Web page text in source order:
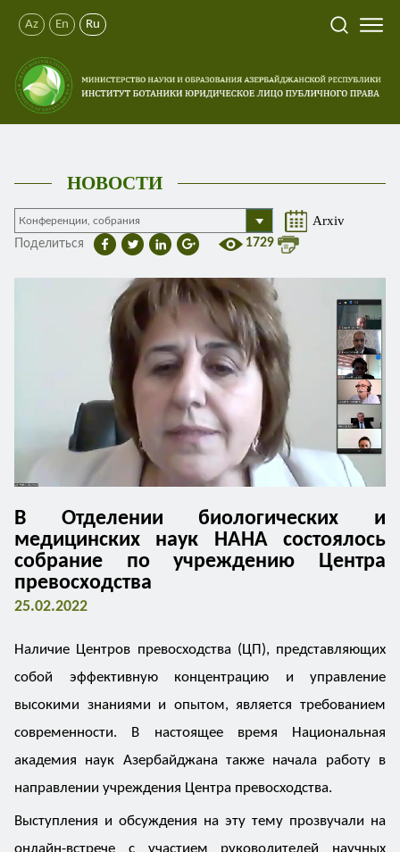
Az En Ru
НОВОСТИ
Arxiv
Поделиться 1729
В Отделении биологических и
медицинских наук НАНА состоялось
собрание по учреждению Центра
превосходства
25.02.2022
Наличие Центров превосходства (ЦП), представляющих
собой эффективную концентрацию и управление
высокими знаниями и опытом, является требованием
современности. В настоящее время Национальная
академия наук Азербайджана также начала работу в
направлении учреждения Центра превосходства.
Выступления и обсуждения на эту тему прозвучали на